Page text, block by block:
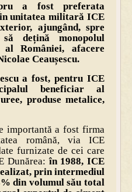
a fost preferata
unitatea militară ICE
ajungând, spre
dețină monopolul
României, afacere
Ceaușescu.
a fost, pentru ICE
beneficiar al
produse metalice,
importantă a fost firma
română, via ICE
furnizate de cei care
Dunărea:în 1988, ICE
prin intermediul
din volumul său total